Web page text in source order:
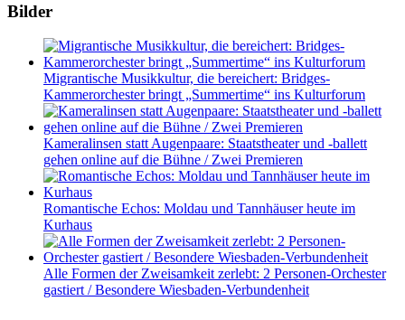
Bilder
Migrantische Musikkultur, die bereichert: Bridges-
Kammerorchester bringt „Summertime“ ins Kulturforum
Kameralinsen statt Augenpaare: Staatstheater und -ballett
gehen online auf die Bühne / Zwei Premieren
Romantische Echos: Moldau und Tannhäuser heute im
Kurhaus
Alle Formen der Zweisamkeit zerlebt: 2 Personen-Orchester
gastiert / Besondere Wiesbaden-Verbundenheit